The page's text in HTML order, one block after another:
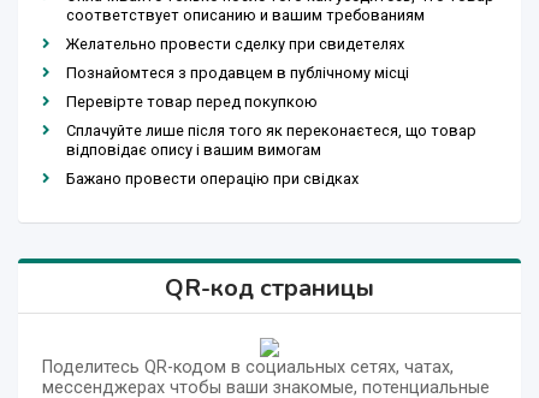
соответствует описанию и вашим требованиям
Желательно провести сделку при свидетелях
Познайомтеся з продавцем в публічному місці
Перевірте товар перед покупкою
Сплачуйте лише після того як переконаєтеся, що товар
відповідає опису і вашим вимогам
Бажано провести операцію при свідках
QR-код страницы
Поделитесь QR-кодом в социальных сетях, чатах,
мессенджерах чтобы ваши знакомые, потенциальные